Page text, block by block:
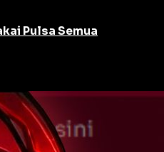
Pulsa Semua